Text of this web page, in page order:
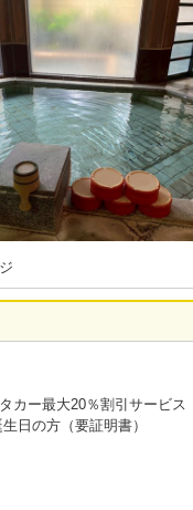
ー最大20％割引サービス
日の方（要証明書）